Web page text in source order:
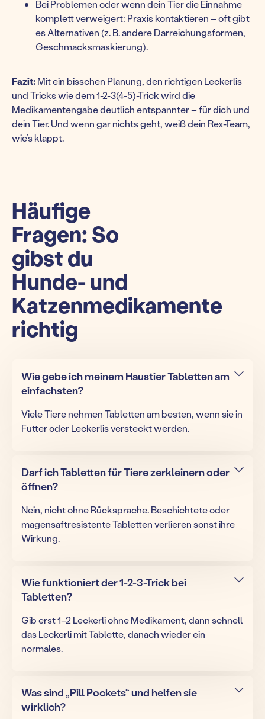
Bei Problemen oder wenn dein Tier die Einnahme
komplett verweigert: Praxis kontaktieren – oft gibt
es Alternativen (z. B. andere Darreichungsformen,
Geschmacksmaskierung).
Fazit:Mit ein bisschen Planung, den richtigen Leckerlis
und Tricks wie dem 1-2-3(4-5)-Trick wird die
Medikamentengabe deutlich entspannter – für dich und
dein Tier. Und wenn gar nichts geht, weiß dein Rex-Team,
wie’s klappt.
Häufige
Fragen: So
gibst du
Hunde- und
Katzenmedikamente
richtig
Wie gebe ich meinem Haustier Tabletten am
einfachsten?
Viele Tiere nehmen Tabletten am besten, wenn sie in
Futter oder Leckerlis versteckt werden.
Darf ich Tabletten für Tiere zerkleinern oder
öffnen?
Nein, nicht ohne Rücksprache. Beschichtete oder
magensaftresistente Tabletten verlieren sonst ihre
Wirkung.
Wie funktioniert der 1-2-3-Trick bei
Tabletten?
Gib erst 1–2 Leckerli ohne Medikament, dann schnell
das Leckerli mit Tablette, danach wieder ein
normales.
Was sind „Pill Pockets“ und helfen sie
wirklich?